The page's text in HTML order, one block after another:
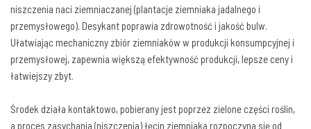
niszczenia naci ziemniaczanej (plantacje ziemniaka jadalnego i
przemysłowego). Desykant poprawia zdrowotność i jakość bulw.
Ułatwiając mechaniczny zbiór ziemniaków w produkcji konsumpcyjnej i
przemysłowej, zapewnia większą efektywność produkcji, lepsze ceny i
łatwiejszy zbyt.
Środek działa kontaktowo, pobierany jest poprzez zielone części roślin,
a proces zasychania (niszczenia) łęcin ziemniaka rozpoczyna się od